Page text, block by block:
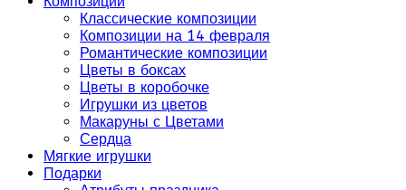
Классические композиции
Композиции на 14 февраля
Романтические композиции
Цветы в боксах
Цветы в коробочке
Игрушки из цветов
Макаруны с Цветами
Сердца
Мягкие игрушки
Подарки